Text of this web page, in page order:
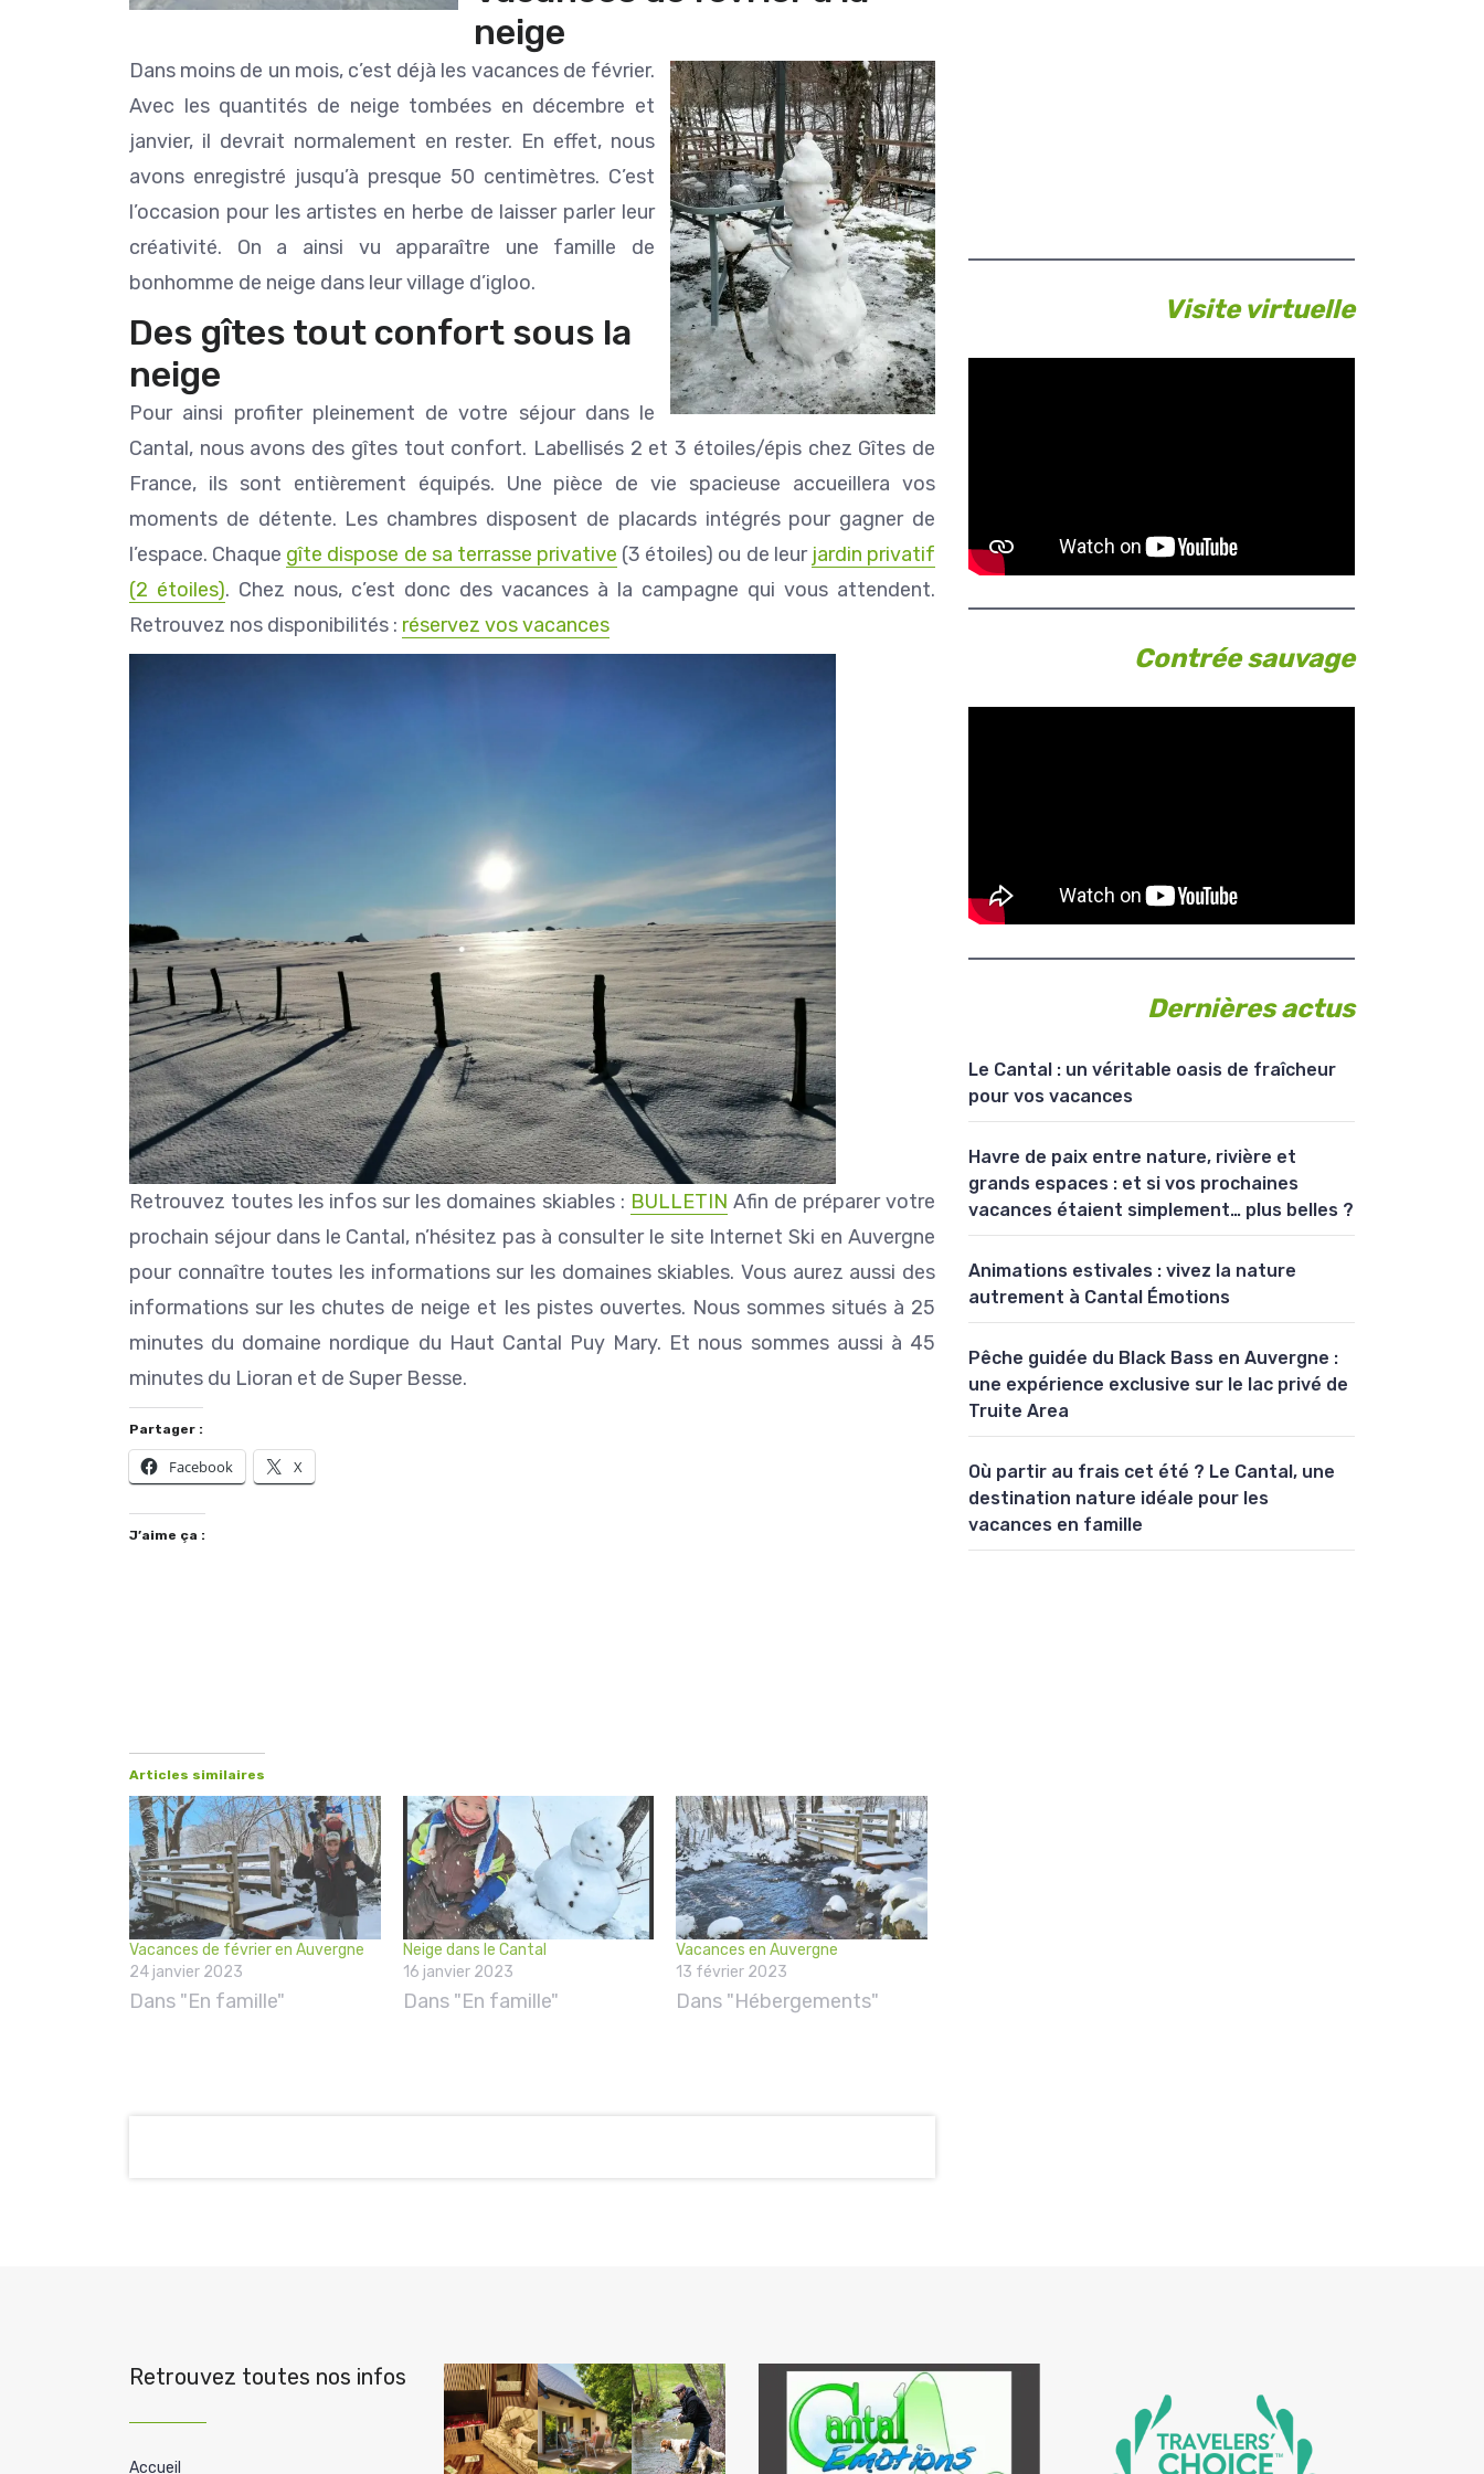
neige
Dans moins de un mois, c’est déjà les vacances de février.
Avec les quantités de neige tombées en décembre et
janvier, il devrait normalement en rester. En effet, nous
avons enregistré jusqu’à presque 50 centimètres. C’est
l’occasion pour les artistes en herbe de laisser parler leur
créativité. On a ainsi vu apparaître une famille de
bonhomme de neige dans leur village d’igloo.
Des gîtes tout confort sous la
neige
Pour ainsi profiter pleinement de votre séjour dans le
Cantal, nous avons des gîtes tout confort. Labellisés 2 et 3 étoiles/épis chez Gîtes de
France, ils sont entièrement équipés. Une pièce de vie spacieuse accueillera vos
moments de détente. Les chambres disposent de placards intégrés pour gagner de
l’espace. Chaque gîte dispose de sa terrasse privative (3 étoiles) ou de leur jardin privatif
(2 étoiles). Chez nous, c’est donc des vacances à la campagne qui vous attendent.
Retrouvez nos disponibilités : réservez vos vacances
Retrouvez toutes les infos sur les domaines skiables : BULLETIN Afin de préparer votre
prochain séjour dans le Cantal, n’hésitez pas à consulter le site Internet Ski en Auvergne
pour connaître toutes les informations sur les domaines skiables. Vous aurez aussi des
informations sur les chutes de neige et les pistes ouvertes. Nous sommes situés à 25
minutes du domaine nordique du Haut Cantal Puy Mary. Et nous sommes aussi à 45
minutes du Lioran et de Super Besse.
Partager :
Facebook X
J’aime ça :
Articles similaires
Vacances de février en Auvergne
24 janvier 2023
Dans "En famille"
Neige dans le Cantal
16 janvier 2023
Dans "En famille"
Vacances en Auvergne
13 février 2023
Dans "Hébergements"
Visite virtuelle
Contrée sauvage
Dernières actus
Le Cantal : un véritable oasis de fraîcheur
pour vos vacances
Havre de paix entre nature, rivière et
grands espaces : et si vos prochaines
vacances étaient simplement… plus belles ?
Animations estivales : vivez la nature
autrement à Cantal Émotions
Pêche guidée du Black Bass en Auvergne :
une expérience exclusive sur le lac privé de
Truite Area
Où partir au frais cet été ? Le Cantal, une
destination nature idéale pour les
vacances en famille
Retrouvez toutes nos infos
Accueil